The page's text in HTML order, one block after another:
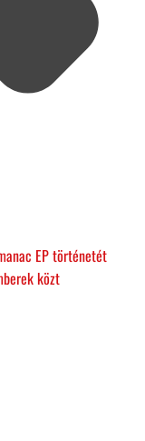
EP történetét
közt